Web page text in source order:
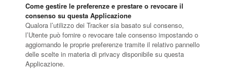
Come gestire le preferenze e prestare o revocare il
consenso su questa Applicazione
Qualora l’utilizzo dei Tracker sia basato sul consenso,
l’Utente può fornire o revocare tale consenso impostando o
aggiornando le proprie preferenze tramite il relativo pannello
delle scelte in materia di privacy disponibile su questa
Applicazione.